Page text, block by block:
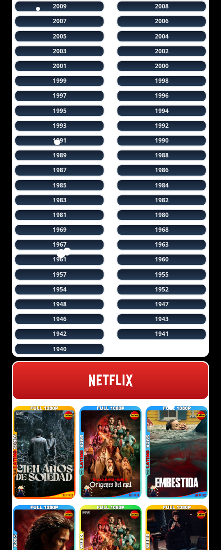
2009
2008
2007
2006
2005
2004
2003
2002
2001
2000
1999
1998
1997
1996
1995
1994
1993
1992
1991
1990
1989
1988
1987
1986
1985
1984
1983
1982
1981
1980
1969
1968
1967
1963
1961
1960
1957
1955
1954
1952
1948
1947
1946
1943
1942
1941
1940